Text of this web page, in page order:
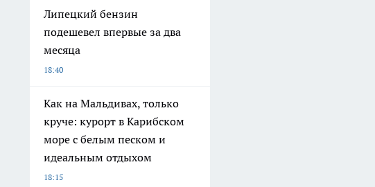
Липецкий бензин
подешевел впервые за два
месяца
18:40
Как на Мальдивах, только
круче: курорт в Карибском
море с белым песком и
идеальным отдыхом
18:15